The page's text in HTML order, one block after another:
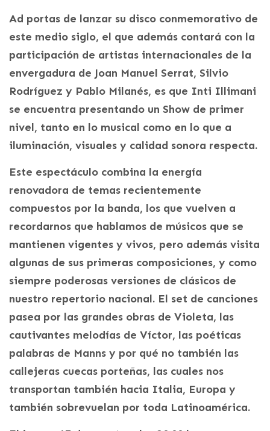
Ad portas de lanzar su disco conmemorativo de
este medio siglo, el que además contará con la
participación de artistas internacionales de la
envergadura de Joan Manuel Serrat, Silvio
Rodríguez y Pablo Milanés, es que Inti Illimani
se encuentra presentando un Show de primer
nivel, tanto en lo musical como en lo que a
iluminación, visuales y calidad sonora respecta.
Este espectáculo combina la energía
renovadora de temas recientemente
compuestos por la banda, los que vuelven a
recordarnos que hablamos de músicos que se
mantienen vigentes y vivos, pero además visita
algunas de sus primeras composiciones, y como
siempre poderosas versiones de clásicos de
nuestro repertorio nacional. El set de canciones
pasea por las grandes obras de Violeta, las
cautivantes melodías de Víctor, las poéticas
palabras de Manns y por qué no también las
callejeras cuecas porteñas, las cuales nos
transportan también hacia Italia, Europa y
también sobrevuelan por toda Latinoamérica.